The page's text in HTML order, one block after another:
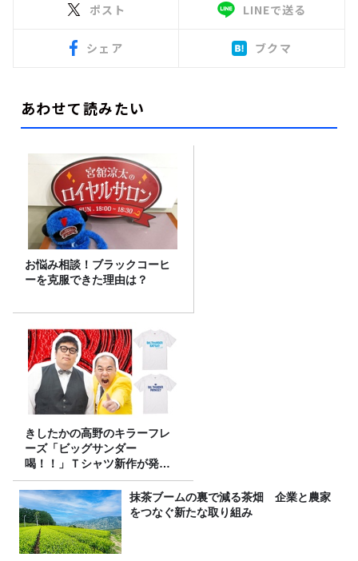
ポスト LINEで送る
シェア ブクマ
あわせて読みたい
お悩み相談！ブラックコーヒ
ーを克服できた理由は？
きしたかの高野のキラーフレ
ーズ「ビッグサンダー
喝！！」Ｔシャツ新作が発売
決定！
抹茶ブームの裏で減る茶畑 企業と農家
をつなぐ新たな取り組み